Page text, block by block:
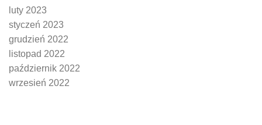
luty 2023
styczeń 2023
grudzień 2022
listopad 2022
październik 2022
wrzesień 2022